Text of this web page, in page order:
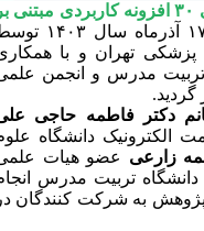
معرفی ۳۰ افزونه کاربردی مبتنی بر
در تاریخ ۱۷ آذرماه سال ۱۴۰۳ توسط
تهران و با همکاری
مدرس و انجمن علمی
دکتر فاطمه حاجی علی
دانشگاه علوم
زارعیعضو هیات علمی
تربیت مدرس انجام
به شرکت کنندگان در